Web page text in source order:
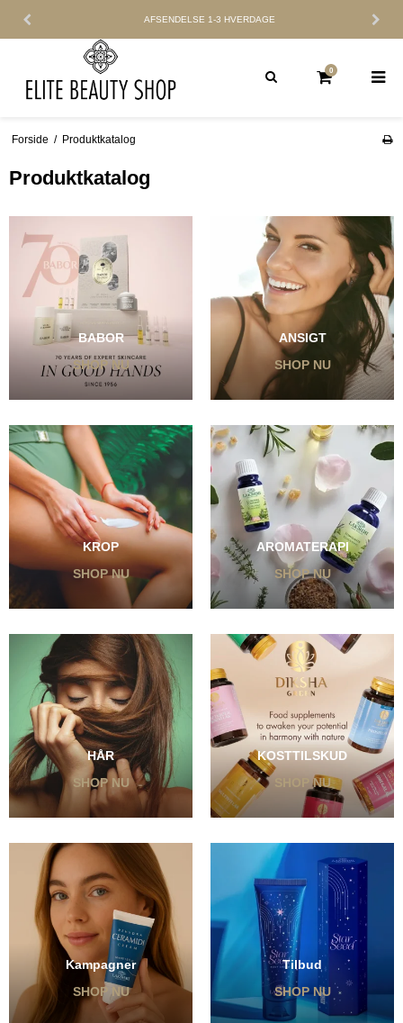
AFSENDELSE 1-3 HVERDAGE
0
Forside / Produktkatalog
Produktkatalog
BABOR
SHOP NU
ANSIGT
SHOP NU
KROP
SHOP NU
AROMATERAPI
SHOP NU
HÅR
SHOP NU
KOSTTILSKUD
SHOP NU
Kampagner
SHOP NU
Tilbud
SHOP NU